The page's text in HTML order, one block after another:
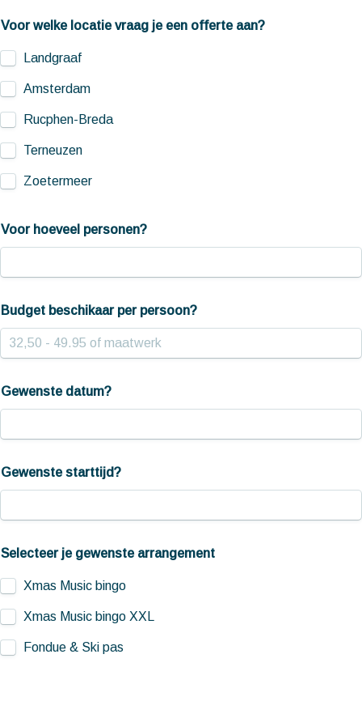
Voor welke locatie vraag je een offerte aan?
Landgraaf
Amsterdam
Rucphen-Breda
Terneuzen
Zoetermeer
Voor hoeveel personen?
Budget beschikaar per persoon?
Gewenste datum?
Gewenste starttijd?
Selecteer je gewenste arrangement